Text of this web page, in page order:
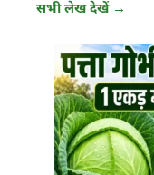
सभी लेख देखें →